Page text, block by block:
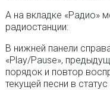
А на вкладке «Радио»
радиостанции:
В нижней панели
«Play/Pause»,
порядок и повтор
текущей песни в статус